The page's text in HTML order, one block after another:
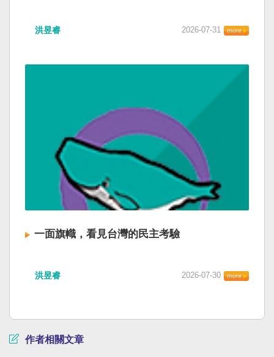
洪昱睿 2026-07-31
一面旗幟，看見台灣的民主考驗
洪昱睿 2026-07-30
作者相關文章